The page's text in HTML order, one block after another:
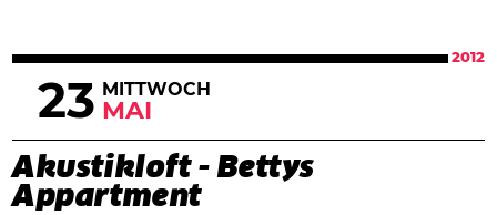
2012
23 MITTWOCH
MAI
Akustikloft - Bettys
Appartment